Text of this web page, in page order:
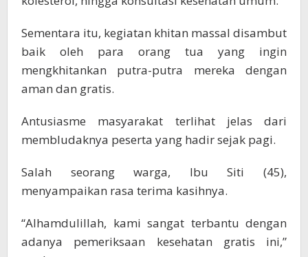
Sementara itu, kegiatan khitan massal disambut
baik oleh para orang tua yang ingin
mengkhitankan putra-putra mereka dengan
aman dan gratis.
Antusiasme masyarakat terlihat jelas dari
membludaknya peserta yang hadir sejak pagi.
Salah seorang warga, Ibu Siti (45),
menyampaikan rasa terima kasihnya.
“Alhamdulillah, kami sangat terbantu dengan
adanya pemeriksaan kesehatan gratis ini,”